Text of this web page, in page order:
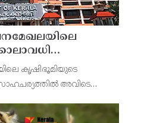
ഹൈക്കോടതി
കൃഷിഭൂമിയുടെ
അവിടെ
വ്യക്തമാക്കി. വനമേഖലയിൽ